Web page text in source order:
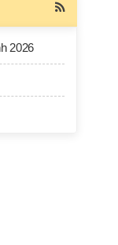
2026